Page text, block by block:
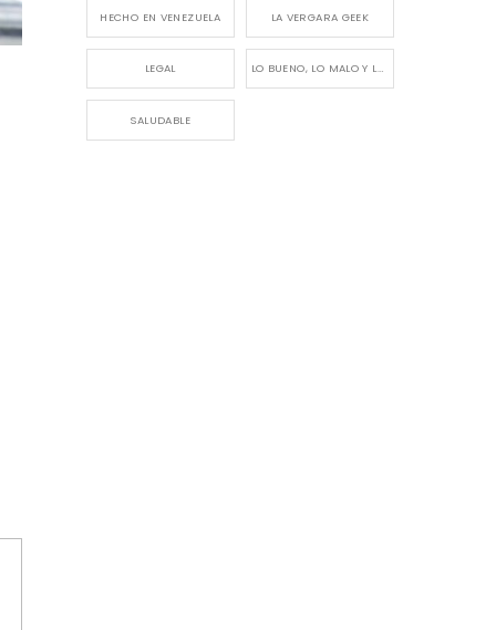
HECHO EN VENEZUELA LA VERGARA GEEK
LEGAL LO BUENO, LO MALO Y LO FEO
SALUDABLE